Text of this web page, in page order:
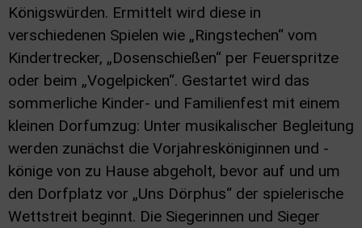
Königswürden. Ermittelt wird diese in
verschiedenen Spielen wie „Ringstechen“ vom
Kindertrecker, „Dosenschießen“ per Feuerspritze
oder beim „Vogelpicken“. Gestartet wird das
sommerliche Kinder- und Familienfest mit einem
kleinen Dorfumzug: Unter musikalischer Begleitung
werden zunächst die Vorjahresköniginnen und -
könige von zu Hause abgeholt, bevor auf und um
den Dorfplatz vor „Uns Dörphus“ der spielerische
Wettstreit beginnt. Die Siegerinnen und Sieger